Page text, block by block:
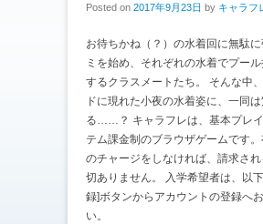
Posted on 2017年9月23日 by キャラフ
お待ちかね（？）の水着回に無駄に
ミを始め、それぞれの水着でプー
するクラスメートたち。 そんな中
ドに現れた小夜の水着姿に、一同
る……？ キャラフレは、基本プレ
テム課金制のブラウザゲームです
のチャージをしなければ、請求さ
切ありません。 入学希望者は、以
録]ボタンからアカウントの登録へ
い。